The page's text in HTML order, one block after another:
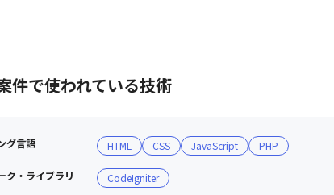
件で使われている技術
グ言語 HTML CSS JavaScript PHP
ク・ライブラリ CodeIgniter